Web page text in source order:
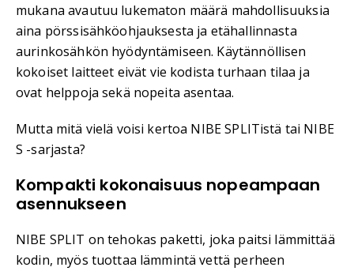
mukana avautuu lukematon määrä mahdollisuuksia
aina pörssisähköohjauksesta ja etähallinnasta
aurinkosähkön hyödyntämiseen. Käytännöllisen
kokoiset laitteet eivät vie kodista turhaan tilaa ja
ovat helppoja sekä nopeita asentaa.
Mutta mitä vielä voisi kertoa NIBE SPLITistä tai NIBE
S -sarjasta?
Kompakti kokonaisuus nopeampaan
asennukseen
NIBE SPLIT on tehokas paketti, joka paitsi lämmittää
kodin, myös tuottaa lämmintä vettä perheen